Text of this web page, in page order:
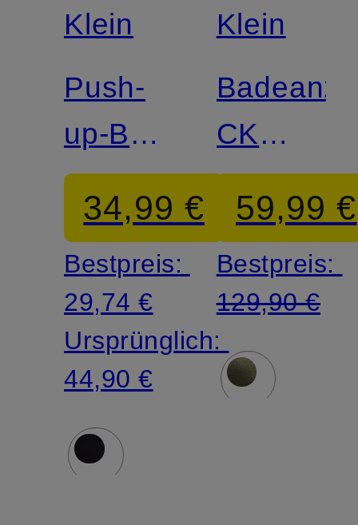
Klein
Push-
up-BH
SEDUCTIVE
COMFORT
34,99 €
Bestpreis:
29,74 €
Ursprünglich:
44,90 €
Match
Klein
CK
SHINE
59,99 €
Bestpreis:
129,90 €